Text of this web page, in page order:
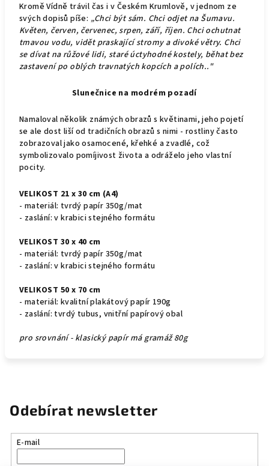
Kromě Vídně trávil čas i v Českém Krumlově, v jednom ze
svých dopisů píše: „Chci být sám. Chci odjet na Šumavu.
Květen, červen, červenec, srpen, září, říjen. Chci ochutnat
tmavou vodu, vidět praskající stromy a divoké větry. Chci
se dívat na růžové lidi, staré úctyhodné kostely, běhat bez
zastavení po oblých travnatých kopcích a polích.."
Slunečnice na modrém pozadí
Namaloval několik známých obrazů s květinami, jeho pojetí
se ale dost liší od tradičních obrazů s nimi - rostliny často
zobrazoval jako osamocené, křehké a zvadlé, což
symbolizovalo pomíjivost života a odráželo jeho vlastní
pocity.
VELIKOST 21 x 30 cm (A4)
- materiál: tvrdý papír 350g/mat
- zaslání: v krabici stejného formátu
VELIKOST 30 x 40 cm
- materiál: tvrdý papír 350g/mat
- zaslání: v krabici stejného formátu
VELIKOST 50 x 70 cm
- materiál: kvalitní plakátový papír 190g
- zaslání: tvrdý tubus, vnitřní papírový obal
pro srovnání - klasický papír má gramáž 80g
Odebírat newsletter
E-mail